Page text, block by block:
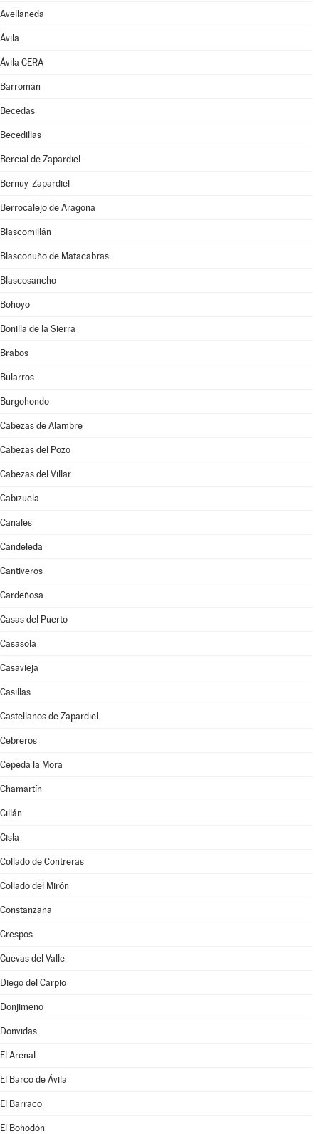
Avellaneda
Ávila
Ávila CERA
Barromán
Becedas
Becedillas
Bercial de Zapardiel
Bernuy-Zapardiel
Berrocalejo de Aragona
Blascomillán
Blasconuño de Matacabras
Blascosancho
Bohoyo
Bonilla de la Sierra
Brabos
Bularros
Burgohondo
Cabezas de Alambre
Cabezas del Pozo
Cabezas del Villar
Cabizuela
Canales
Candeleda
Cantiveros
Cardeñosa
Casas del Puerto
Casasola
Casavieja
Casillas
Castellanos de Zapardiel
Cebreros
Cepeda la Mora
Chamartín
Cillán
Cisla
Collado de Contreras
Collado del Mirón
Constanzana
Crespos
Cuevas del Valle
Diego del Carpio
Donjimeno
Donvidas
El Arenal
El Barco de Ávila
El Barraco
El Bohodón